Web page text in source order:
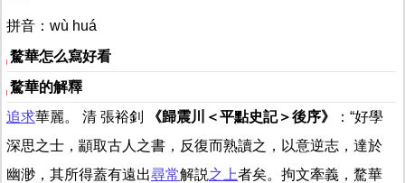
拼音：wù huá
騖華怎么寫好看
騖華的解釋
追求華麗。 清 張裕釗 《歸震川＜平點史記＞後序》
：“好學
深思之士，顓取古人之書，反復而熟讀之，以意逆志，達於
幽渺，其所得蓋有遠出尋常解説之上者矣。拘文牽義，騖華